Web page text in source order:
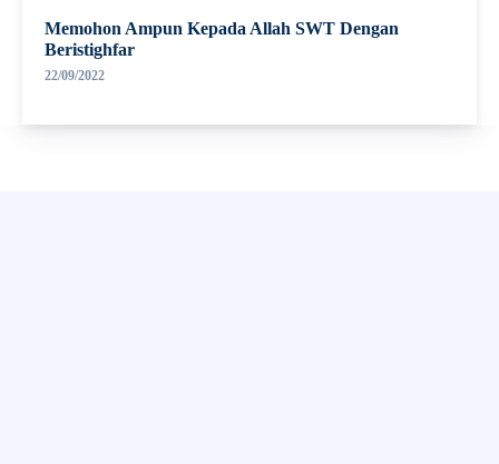
Memohon Ampun Kepada Allah SWT Dengan
Beristighfar
22/09/2022